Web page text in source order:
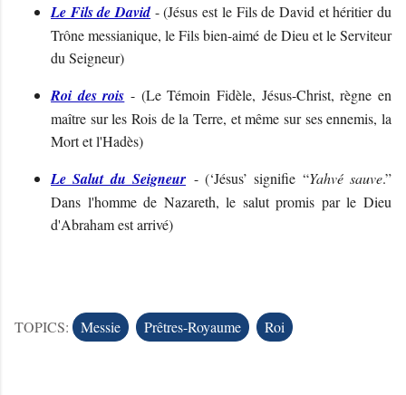
Le Fils de David- (Jésus est le Fils de David et héritier du
Trône messianique, le Fils bien-aimé de Dieu et le Serviteur
du Seigneur)
Roi des rois - (Le Témoin Fidèle, Jésus-Christ, règne en
maître sur les Rois de la Terre, et même sur ses ennemis, la
Mort et l'Hadès)
Le Salut du Seigneur - (‘Jésus’ signifie “Yahvé sauve.”
Dans l'homme de Nazareth, le salut promis par le Dieu
d'Abraham est arrivé)
TOPICS: Messie Prêtres-Royaume Roi